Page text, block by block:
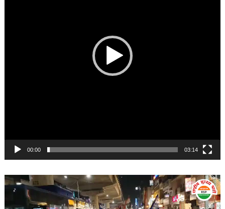
00:00 03:14
Video
Player